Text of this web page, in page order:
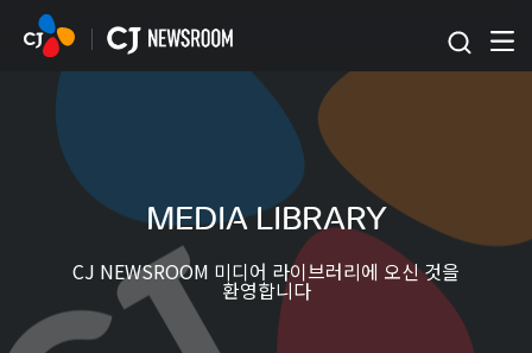
본문 바로가기
MEDIA LIBRARY
CJ NEWSROOM 미디어 라이브러리에 오신 것을
환영합니다